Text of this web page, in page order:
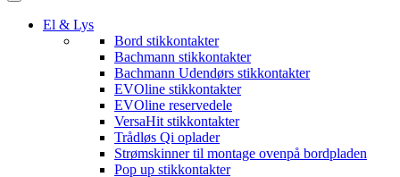
El & Lys
Bord stikkontakter
Bachmann stikkontakter
Bachmann Udendørs stikkontakter
EVOline stikkontakter
EVOline reservedele
VersaHit stikkontakter
Trådløs Qi oplader
Strømskinner til montage ovenpå bordpladen
Pop up stikkontakter